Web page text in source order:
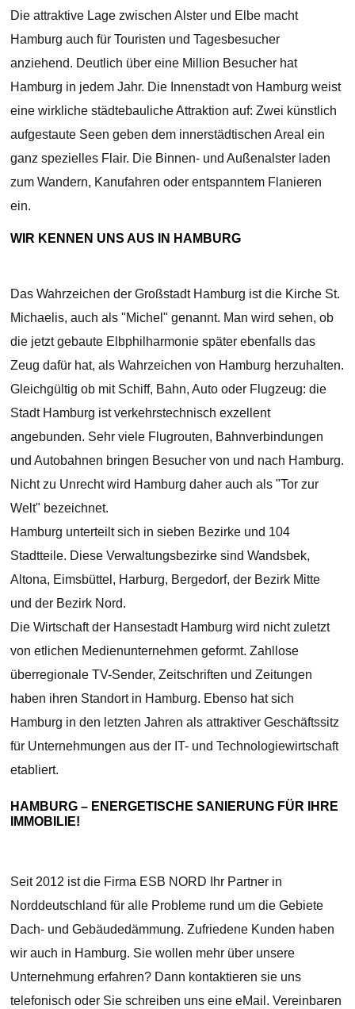
Die attraktive Lage zwischen Alster und Elbe macht
Hamburg auch für Touristen und Tagesbesucher
anziehend. Deutlich über eine Million Besucher hat
Hamburg in jedem Jahr. Die Innenstadt von Hamburg weist
eine wirkliche städtebauliche Attraktion auf: Zwei künstlich
aufgestaute Seen geben dem innerstädtischen Areal ein
ganz spezielles Flair. Die Binnen- und Außenalster laden
zum Wandern, Kanufahren oder entspanntem Flanieren
ein.
WIR KENNEN UNS AUS IN HAMBURG
Das Wahrzeichen der Großstadt Hamburg ist die Kirche St.
Michaelis, auch als "Michel" genannt. Man wird sehen, ob
die jetzt gebaute Elbphilharmonie später ebenfalls das
Zeug dafür hat, als Wahrzeichen von Hamburg herzuhalten.
Gleichgültig ob mit Schiff, Bahn, Auto oder Flugzeug: die
Stadt Hamburg ist verkehrstechnisch exzellent
angebunden. Sehr viele Flugrouten, Bahnverbindungen
und Autobahnen bringen Besucher von und nach Hamburg.
Nicht zu Unrecht wird Hamburg daher auch als "Tor zur
Welt" bezeichnet.
Hamburg unterteilt sich in sieben Bezirke und 104
Stadtteile. Diese Verwaltungsbezirke sind Wandsbek,
Altona, Eimsbüttel, Harburg, Bergedorf, der Bezirk Mitte
und der Bezirk Nord.
Die Wirtschaft der Hansestadt Hamburg wird nicht zuletzt
von etlichen Medienunternehmen geformt. Zahllose
überregionale TV-Sender, Zeitschriften und Zeitungen
haben ihren Standort in Hamburg. Ebenso hat sich
Hamburg in den letzten Jahren als attraktiver Geschäftssitz
für Unternehmungen aus der IT- und Technologiewirtschaft
etabliert.
HAMBURG – ENERGETISCHE SANIERUNG FÜR IHRE
IMMOBILIE!
Seit 2012 ist die Firma ESB NORD Ihr Partner in
Norddeutschland für alle Probleme rund um die Gebiete
Dach- und Gebäudedämmung. Zufriedene Kunden haben
wir auch in Hamburg. Sie wollen mehr über unsere
Unternehmung erfahren? Dann kontaktieren sie uns
telefonisch oder Sie schreiben uns eine eMail. Vereinbaren